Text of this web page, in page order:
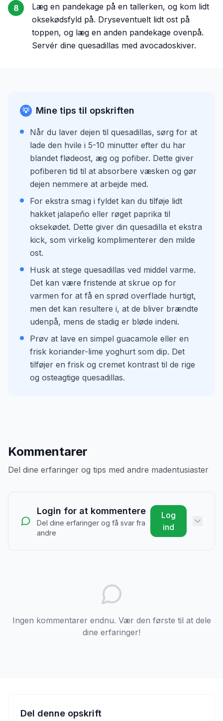
8
Læg en pandekage på en tallerken, og kom lidt
oksekødsfyld på. Dryseventuelt lidt ost på
toppen, og læg en anden pandekage ovenpå.
Servér dine quesadillas med avocadoskiver.
💡 Mine tips til opskriften
Når du laver dejen til quesadillas, sørg for at
lade den hvile i 5-10 minutter efter du har
blandet flødeost, æg og pofiber. Dette giver
pofiberen tid til at absorbere væsken og gør
dejen nemmere at arbejde med.
For ekstra smag i fyldet kan du tilføje lidt
hakket jalapeño eller røget paprika til
oksekødet. Dette giver din quesadilla et ekstra
kick, som virkelig komplimenterer den milde
ost.
Husk at stege quesadillas ved middel varme.
Det kan være fristende at skrue op for
varmen for at få en sprød overflade hurtigt,
men det kan resultere i, at de bliver brændte
udenpå, mens de stadig er bløde indeni.
Prøv at lave en simpel guacamole eller en
frisk koriander-lime yoghurt som dip. Det
tilføjer en frisk og cremet kontrast til de rige
og osteagtige quesadillas.
Kommentarer
Del dine erfaringer og tips med andre madentusiaster
Login for at kommentere
Del dine erfaringer og få svar fra
andre
Log
ind
Ingen kommentarer endnu. Vær den første til at dele
dine erfaringer!
Del denne opskrift